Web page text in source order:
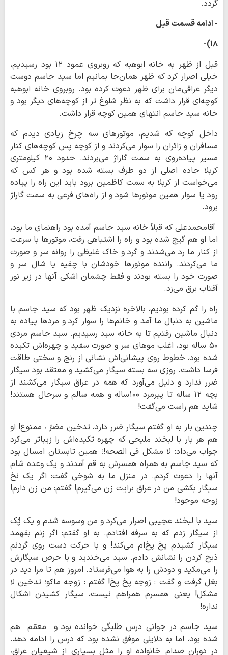
گردد.
- ادامه قسمت قبل
۱۸)-
قبل از ظهر به خانه ابوهبه که روبروی عمود ۱۲ بود رسیدیم،
خیلی اصرار کرد که ظهر همان‌جا بمانیم اما سید جاسم دوست
دیگر عراقی‌مان برای ظهر دعوت کرده بود. روبروی خانه ابوهبه
کوچه‌ای قرار داشت که به نظر شلوغ تر از کوچه‌های دیگر بود و
خانه سید جاسم انتهای همین کوچه قرار داشت.
داخل کوچه که شدیم، موتورهای سه چرخ زیادی دیدم که
مسافران و زائران را سوار می‌کردند و از کوچه پس کوچه‌های کنار
مسیر پیاده‌روی به سمت گاراژ می‌بردند. حدود ۲۰ کیلومتری
کربلا جاده اصلی از دو طرف بسته شده بود و هر کس که
می‌خواست از کربلا به سمت کاظمین برود باید این راه را پیاده
رود یا سوار همین موتورها شود و از راه‌های فرعی به سمت گاراژ
برود.
آقامحمدعلی که قبلاً خانه سید جاسم آمده بود راهنمای ما بود،
اما او هم گیج شده بود و راه را اشتباهی رفت، موتورها با سرعت
از کنار ما رد می‌شدند و گرد و خاک غلیظی را روانه سر و صورت
ما می‌کردند. راننده موتورها خودشان با چفیه یا شال سر و
صورت خود را بسته بودند و فقط چشمان اشکی آنها در زیر نور
آفتاب برق می‌زد.
راه را گم کرده بودیم، بالاخره نزدیک ظهر بود که سید جاسم با
ماشین به دنبال ما آمد و خانم‌ها را سوار کرد و مردها پیاده به
دنبال ماشین رفتیم تا به خانه سید رسیدیم. سید جاسم مردی
۵۰ ساله بود، اغلب موهای سر و صورت سفید و چهره‌اش تکیده
شده بود، خطوط روی پیشانی‌اش نشانی از رنج و سختی طاقت
فرسا داشت. روزی سه بسته سیگار می‌کشید و معتقد بود سیگار
ضرر ندارد و دلیل می‌آورد که همه در عراق سیگار می‌کشند از
بچه ۱۲ ساله تا پیرمرد ۱۰۰ساله و همه سالم و سرحال هستند!
شاید هم راست می‌گفت!
چندین بار به او گفتم سیگار ضرر دارد، تدخین مضرّ ، ممنوع! او
هم هر بار با لبخند ملیحی که چهره تکیده‌اش را زیباتر می‌کرد
جواب می‌داد: لا مشکل فی الصحه!؛ همین تابستان امسال بود
که سید جاسم به همراه همسرش به قم آمدند و یک وعده شام
آنها را دعوت کردم. در منزل ما به شوخی گفت: اگر یک نخ
سیگار بکشی من در عراق برایت زن می‌گیرم! گفتم: من زن دارم!
زوجه موجود!
سید با لبخند عجیبی اصرار می‌کرد و من وسوسه شدم و یک پُک
از سیگار زدم که به سرفه افتادم. به او گفتم: اگر زنم بفهمد
سیگار کشیدم پخ پخ‌ام می‌کند! و با حرکت دست روی گردنم
ذبح کردن را نشانش دادم. سید می‌خندید و با حرص سیگارش
را می‌مکید و دودش را به هوا می‌فرستاد. امروز هم تا مرا دید در
بغل گرفت و گفت : زوجه پخ پخ! گفتم : زوجه ماکو؛ تدخین لا
مشکل! یعنی همسرم همراهم نیست، سیگار کشیدن اشکال
نداره!
سید جاسم در جوانی درس طلبگی خوانده بود و معمّم هم
شده بود، اما به دلایلی موفق نشده بود که درس را ادامه دهد.
در دوران صدام خانواده او را مثل بسیاری از شیعیان عراق،